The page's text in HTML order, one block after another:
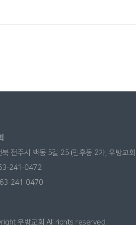
북 전주시 백동 5길 25 (인후동 2가, 우방교
241-0472
241-0470
우방교회 All rights reserved.